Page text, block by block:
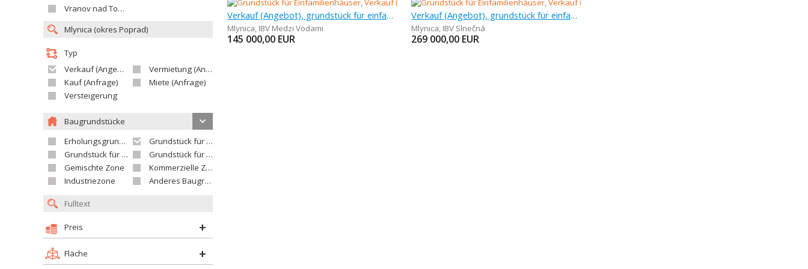
Vranov nad Topľou
Typ
Verkauf (Angebot)
Vermietung (Angebot)
Kauf (Anfrage)
Miete (Anfrage)
Versteigerung
Baugrundstücke
Erholungsgrundstück
Grundstück für Einfamilienhäuser
Grundstück für Wohnhäuser
Grundstück für Versorgungseinrichtungen
Gemischte Zone
Kommerzielle Zone
Industriezone
Anderes Baugrundstück
Preis
Fläche
Verkauf (Angebot), grundstück für einfamilienhäuser, 779 m
Mlynica, IBV Medzi Vodami
145 000,00 EUR
Verkauf (Angebot), grundstück für einfamilienhäuser, 2 999 m
Mlynica, IBV Slnečná
269 000,00 EUR